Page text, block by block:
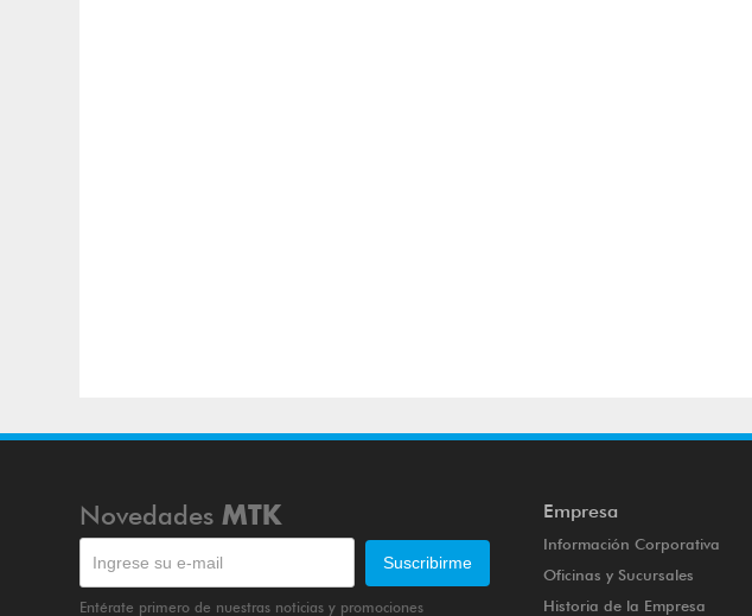
Novedades MTK
Entérate primero de nuestras noticias y promociones
Empresa
Información Corporativa
Oficinas y Sucursales
Historia de la Empresa